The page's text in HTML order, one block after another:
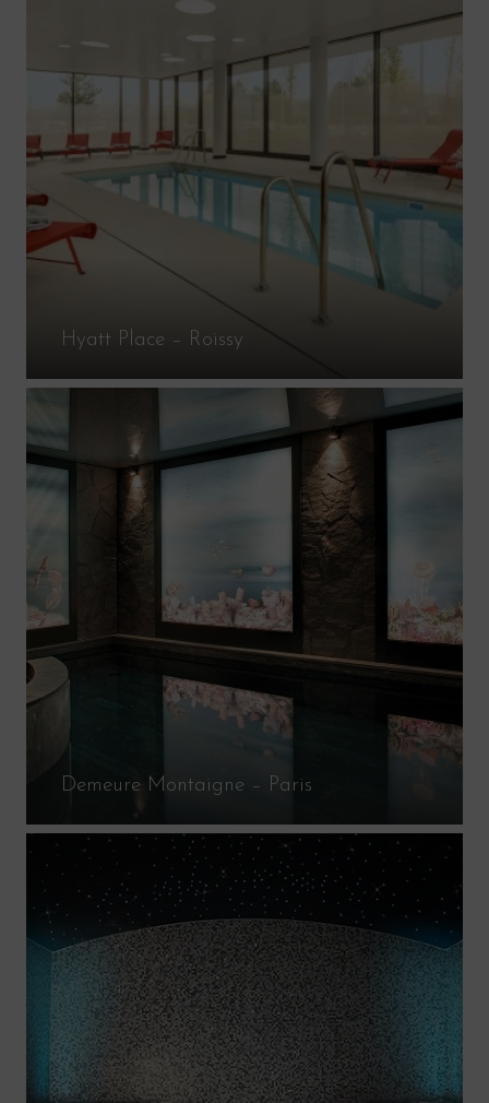
Hyatt Place – Roissy
Demeure Montaigne – Paris